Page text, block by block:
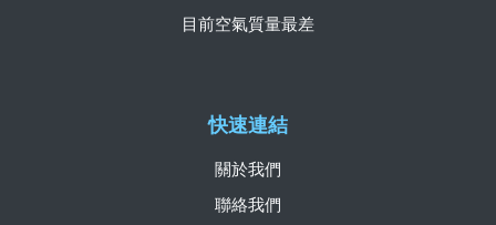
快速連結
關於我們
聯絡我們
目前空氣質量最差